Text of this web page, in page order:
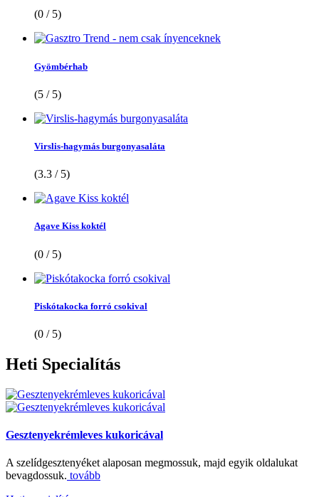
(0 / 5)
Gyömbérhab
(5 / 5)
Virslis-hagymás burgonyasaláta
(3.3 / 5)
Agave Kiss koktél
(0 / 5)
Piskótakocka forró csokival
(0 / 5)
Heti Specialítás
Gesztenyekrémleves kukoricával
A szelídgesztenyéket alaposan megmossuk, majd egyik oldalukat
bevagdossuk. tovább